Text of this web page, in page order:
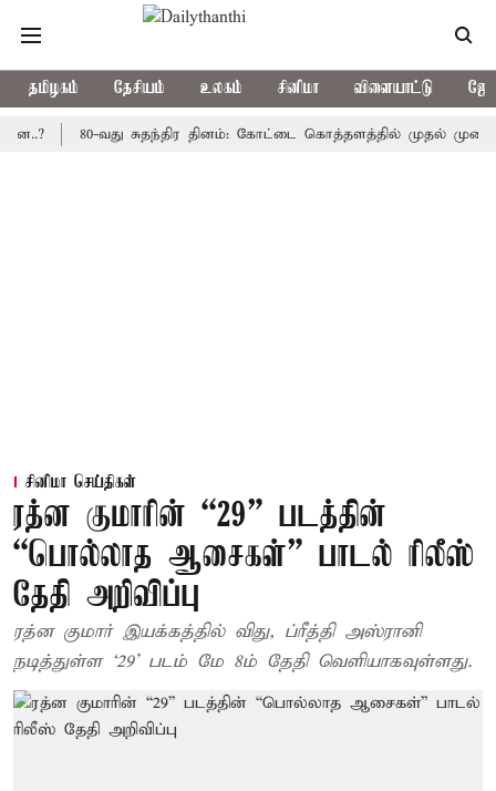
தமிழகம் தேசியம் உலகம் சினிமா விளையாட்டு
80-வது சுதந்திர தினம்: கோட்டை கொத்தளத்தில் முதல் முறையாக
சினிமா செய்திகள்
ரத்ன குமாரின் “29” படத்தின்
“பொல்லாத ஆசைகள்” பாடல் ரிலீஸ்
தேதி அறிவிப்பு
ரத்ன குமார் இயக்கத்தில் விது, ப்ரீத்தி அஸ்ரானி
நடித்துள்ள ‘29’ படம் மே 8ம் தேதி வெளியாகவுள்ளது.